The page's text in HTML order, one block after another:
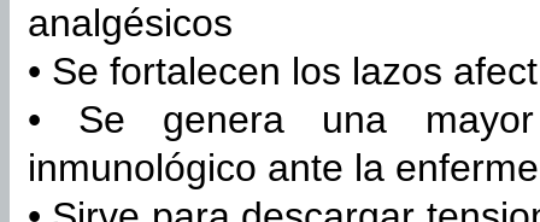
analgésicos
• Se fortalecen los lazos
• Se genera una
inmunológico ante la